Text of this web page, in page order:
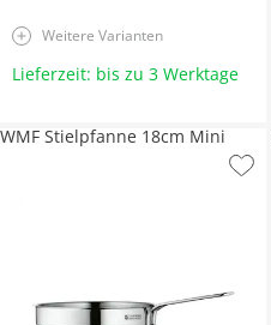
Weitere Varianten
Lieferzeit: bis zu 3 Werktage
WMF Stielpfanne 18cm Mini